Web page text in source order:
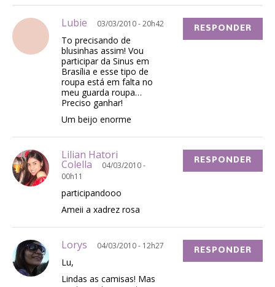
Lubie 03/03/2010 - 20h42
To precisando de
blusinhas assim! Vou
participar da Sinus em
Brasília e esse tipo de
roupa está em falta no
meu guarda roupa…
Preciso ganhar!
Um beijo enorme
RESPONDER
Lilian Hatori
Colella
04/03/2010 -
00h11
participandooo
Ameii a xadrez rosa
RESPONDER
Lorys 04/03/2010 - 12h27
Lu,
Lindas as camisas! Mas
RESPONDER